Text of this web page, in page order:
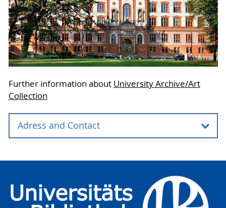
Further information about University Archive/Art
Collection
Adress and Contact
Universitätsplatz 1
18055 Rostock